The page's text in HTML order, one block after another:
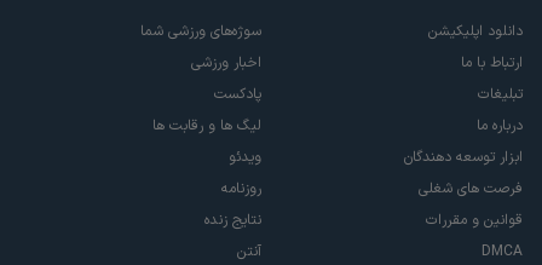
دانلود اپلیکیشن
ارتباط با ما
تبلیغات
درباره ما
ابزار توسعه دهندگان
فرصت های شغلی
قوانین و مقررات
DMCA
سوژه‌های ورزشی شما
اخبار ورزشی
پادکست
لیگ ها و رقابت ها
ویدئو
روزنامه
نتایج زنده
آنتن